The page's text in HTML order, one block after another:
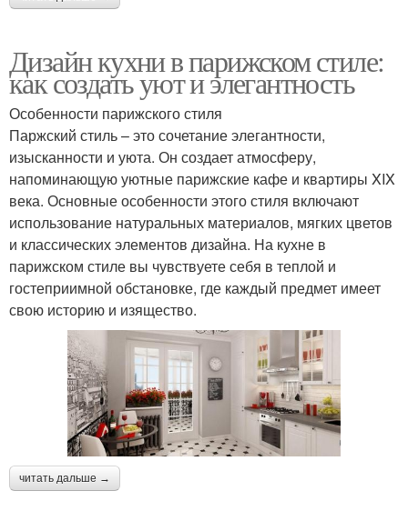
Дизайн кухни в парижском стиле:
как создать уют и элегантность
Особенности парижского стиля
Паржский стиль – это сочетание элегантности,
изысканности и уюта. Он создает атмосферу,
напоминающую уютные парижские кафе и квартиры XIX
века. Основные особенности этого стиля включают
использование натуральных материалов, мягких цветов
и классических элементов дизайна. На кухне в
парижском стиле вы чувствуете себя в теплой и
гостеприимной обстановке, где каждый предмет имеет
свою историю и изящество.
читать дальше →